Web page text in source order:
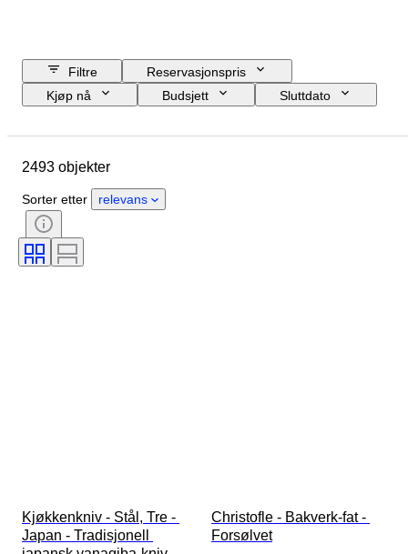
Filtre
Reservasjonspris
Kjøp nå
Budsjett
Sluttdato
Tilstand
Signatur
Klesstørrelse
Dekor
Original / kopi
2493 objekter
Sorter etter relevans
Kjøkkenkniv - Stål, Tre -
Japan - Tradisjonell
Christofle - Bakverk-fat -
Forsølvet